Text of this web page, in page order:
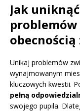
Jak
problemów
Unikaj problemów
wynajmowanym
kluczowych kwestii.
pełną
swojego pupila.